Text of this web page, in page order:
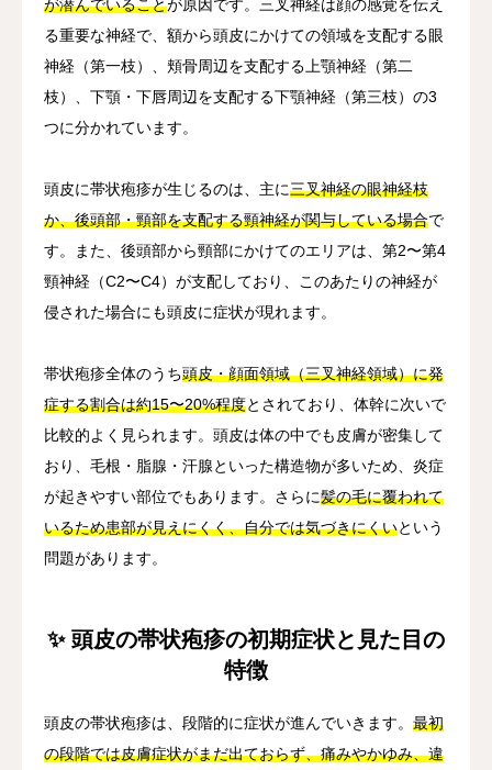
が潜んでいることが原因です。三叉神経は顔の感覚を伝え
る重要な神経で、額から頭皮にかけての領域を支配する眼
神経（第一枝）、頬骨周辺を支配する上顎神経（第二
枝）、下顎・下唇周辺を支配する下顎神経（第三枝）の3
つに分かれています。
頭皮に帯状疱疹が生じるのは、主に三叉神経の眼神経枝
か、後頭部・頸部を支配する頸神経が関与している場合で
す。また、後頭部から頸部にかけてのエリアは、第2〜第4
頸神経（C2〜C4）が支配しており、このあたりの神経が
侵された場合にも頭皮に症状が現れます。
帯状疱疹全体のうち頭皮・顔面領域（三叉神経領域）に発
症する割合は約15〜20%程度とされており、体幹に次いで
比較的よく見られます。頭皮は体の中でも皮膚が密集して
おり、毛根・脂腺・汗腺といった構造物が多いため、炎症
が起きやすい部位でもあります。さらに髪の毛に覆われて
いるため患部が見えにくく、自分では気づきにくいという
問題があります。
✨ 頭皮の帯状疱疹の初期症状と見た目の
特徴
頭皮の帯状疱疹は、段階的に症状が進んでいきます。 最初
の段階では皮膚症状がまだ出ておらず、痛みやかゆみ、違